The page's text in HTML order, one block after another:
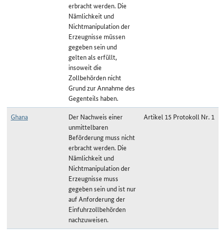
erbracht werden. Die
Nämlichkeit und
Nichtmanipulation der
Erzeugnisse müssen
gegeben sein und
gelten als erfüllt,
insoweit die
Zollbehörden nicht
Grund zur Annahme des
Gegenteils haben.
Ghana
Der Nachweis einer
unmittelbaren
Beförderung muss nicht
erbracht werden. Die
Nämlichkeit und
Nichtmanipulation der
Erzeugnisse muss
gegeben sein und ist nur
auf Anforderung der
Einfuhrzollbehörden
nachzuweisen.
Artikel 15 Protokoll Nr. 1